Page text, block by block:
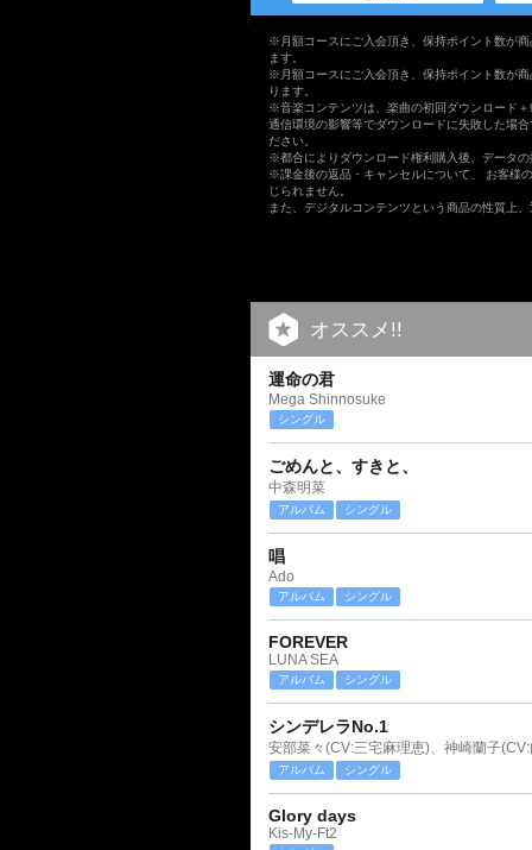
※月額コースにご入会頂き、保持ポイント数が
ます。
※月額コースにご入会頂き、保持ポイント数が
ります。
※音楽コンテンツは、楽曲の初回ダウンロード
通信環境の影響等でダウンロードに失敗した場
ださい。
※都合によりダウンロード権利購入後、データ
※課金後の返品・キャンセルについて、 お客様
じられません。
また、デジタルコンテンツという商品の性質上
オススメ!!
運命の君
Mega Shinnosuke
シングル
ごめんと、すきと、
中森明菜
アルバム シングル
唱
Ado
アルバム シングル
FOREVER
LUNA SEA
アルバム シングル
シンデレラNo.1
アルバム シングル
Glory days
Kis-My-Ft2